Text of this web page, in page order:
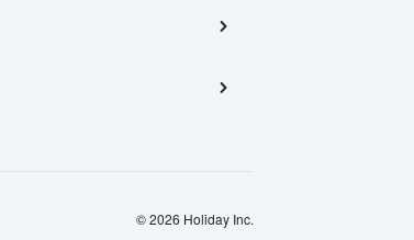
© 2026 Holiday Inc.